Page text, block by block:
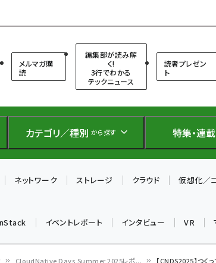
メルマガ購
読
編集部が読み解
く!
3行でわかる
テックニュース
読者プレゼン
ト
カテゴリ／種別 から探す 特集・連載
ネットワーク ストレージ クラウド 仮想化／
イベントレポート インタビュー VR
CloudNative Days Summer 2025レポ... 【CNDS2025】つ